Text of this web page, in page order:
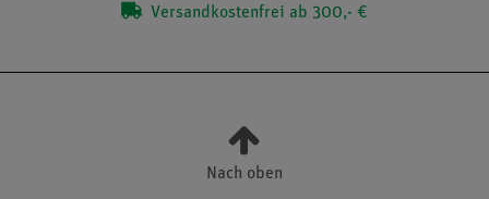
Versandkostenfrei ab 300,- €
Nach oben